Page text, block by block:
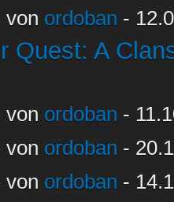
von ordoban -
Quest: A
von ordoban -
von ordoban -
von ordoban -